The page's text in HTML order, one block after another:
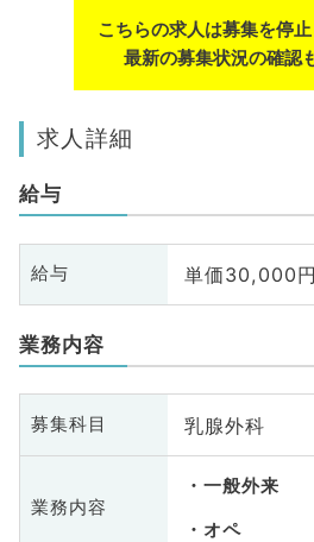
こちらの求人は募集を停止
最新の募集状況の確認
求人詳細
給与
給与 単価30,000
業務内容
募集科目 乳腺外科
業務内容
一般外来
オペ